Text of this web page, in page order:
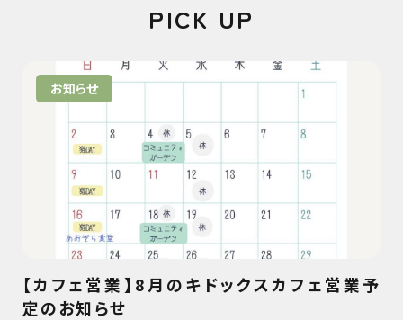
PICK UP
お知らせ
【カフェ営業】8月のキドックスカフェ営業予
定のお知らせ